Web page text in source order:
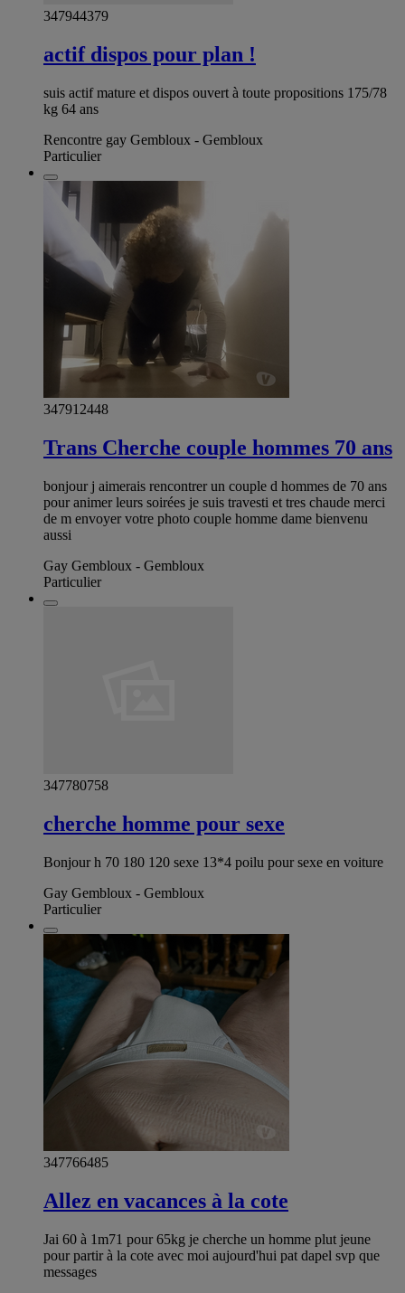
347944379
actif dispos pour plan !
suis actif mature et dispos ouvert à toute propositions 175/78
kg 64 ans
Rencontre gay Gembloux - Gembloux
Particulier
347912448
Trans Cherche couple hommes 70 ans
bonjour j aimerais rencontrer un couple d hommes de 70 ans
pour animer leurs soirées je suis travesti et tres chaude merci
de m envoyer votre photo couple homme dame bienvenu
aussi
Gay Gembloux - Gembloux
Particulier
347780758
cherche homme pour sexe
Bonjour h 70 180 120 sexe 13*4 poilu pour sexe en voiture
Gay Gembloux - Gembloux
Particulier
347766485
Allez en vacances à la cote
Jai 60 à 1m71 pour 65kg je cherche un homme plut jeune
pour partir à la cote avec moi aujourd'hui pat dapel svp que
messages